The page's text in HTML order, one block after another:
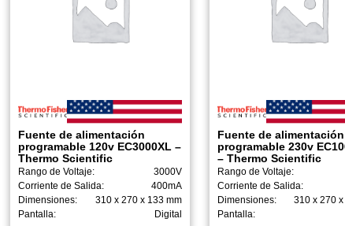
Fuente de alimentación
programable 120v EC3000XL –
Thermo Scientific
Rango de Voltaje:
3000V
Corriente de Salida:
400mA
Dimensiones:
310 x 270 x 133 mm
Pantalla:
Digital
Fuente de alimentación
programable 230v
– Thermo Scientific
Rango de Voltaje:
Corriente de Salida:
Dimensiones:
310 x 270
Pantalla: